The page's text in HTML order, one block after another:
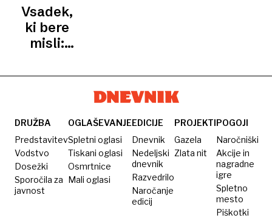
Vsadek,
ki bere
misli:
čudež in
vprašanja
DRUŽBA
Predstavitev
Vodstvo
Dosežki
Sporočila za
javnost
OGLAŠEVANJE
Spletni oglasi
Tiskani oglasi
Osmrtnice
Mali oglasi
EDICIJE
Dnevnik
Nedeljski
dnevnik
Razvedrilo
Naročanje
edicij
PROJEKTI
Gazela
Zlata nit
POGOJI
Naročniški
Akcije in
nagradne
igre
Spletno
mesto
Piškotki